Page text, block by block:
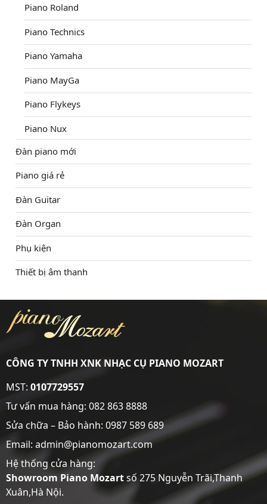
Piano Roland
Piano Technics
Piano Yamaha
Piano MayGa
Piano Flykeys
Piano Nux
Đàn piano mới
Piano giá rẻ
Đàn Guitar
Đàn Organ
Phụ kiện
Thiết bị âm thanh
CÔNG TY TNHH XNK NHẠC CỤ PIANO MOZART
MST:0107729557
Tư vấn mua hàng: 082 863 8888
Sửa chữa – Bảo hành: 0987 589 689
Email: admin@pianomozart.com
Hệ thống cửa hàng:
Showroom Piano Mozartsố 275 Nguyễn Trãi,Thanh
Xuân,Hà Nội.